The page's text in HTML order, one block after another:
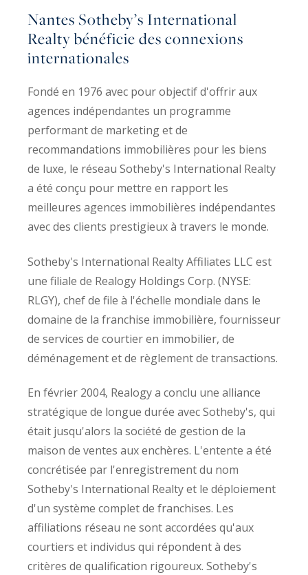
Nantes Sotheby’s International
Realty bénéficie des connexions
internationales
Fondé en 1976 avec pour objectif d'offrir aux
agences indépendantes un programme
performant de marketing et de
recommandations immobilières pour les biens
de luxe, le réseau Sotheby's International Realty
a été conçu pour mettre en rapport les
meilleures agences immobilières indépendantes
avec des clients prestigieux à travers le monde.
Sotheby's International Realty Affiliates LLC est
une filiale de Realogy Holdings Corp. (NYSE:
RLGY), chef de file à l'échelle mondiale dans le
domaine de la franchise immobilière, fournisseur
de services de courtier en immobilier, de
déménagement et de règlement de transactions.
En février 2004, Realogy a conclu une alliance
stratégique de longue durée avec Sotheby's, qui
était jusqu'alors la société de gestion de la
maison de ventes aux enchères. L'entente a été
concrétisée par l'enregistrement du nom
Sotheby's International Realty et le déploiement
d'un système complet de franchises. Les
affiliations réseau ne sont accordées qu'aux
courtiers et individus qui répondent à des
critères de qualification rigoureux. Sotheby's